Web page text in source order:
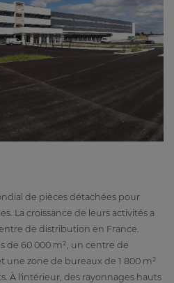
de pièces détachées pour
La croissance de leurs activités a
de distribution en France.
de 60 000 m², un centre de
une zone de bureaux de 1 800 m²
À l'intérieur, des rayonnages hauts